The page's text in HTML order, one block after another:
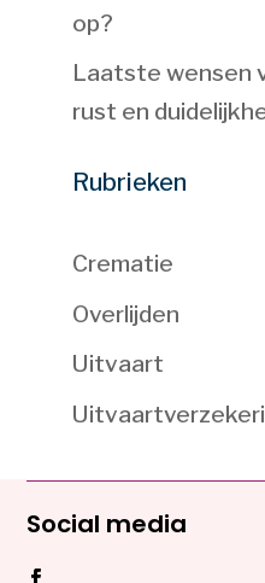
op?
Laatste wensen
rust en
Rubrieken
Crematie
Overlijden
Uitvaart
Social media